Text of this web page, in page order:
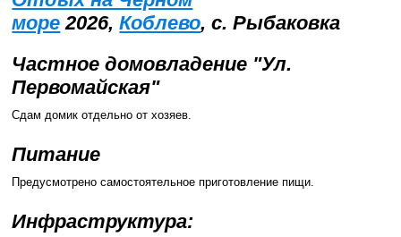
море 2026,Коблево, с. Рыбаковка
Частное домовладение "Ул.
Первомайская"
Сдам домик отдельно от хозяев.
Питание
Предусмотрено самостоятельное приготовление пищи.
Инфраструктура: